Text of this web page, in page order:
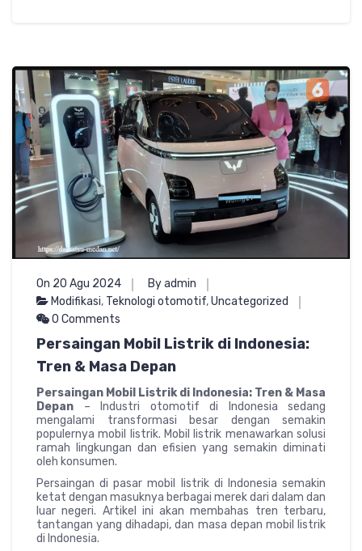
On 20 Agu 2024
By admin
Modifikasi, Teknologi otomotif,Uncategorized
0 Comments
Persaingan Mobil Listrik di Indonesia:
Tren & Masa Depan
Persaingan Mobil Listrik di Indonesia: Tren & Masa
Depan – Industri otomotif di Indonesia sedang
mengalami transformasi besar dengan semakin
populernya mobil listrik. Mobil listrik menawarkan solusi
ramah lingkungan dan efisien yang semakin diminati
oleh konsumen.
Persaingan di pasar mobil listrik di Indonesia semakin
ketat dengan masuknya berbagai merek dari dalam dan
luar negeri. Artikel ini akan membahas tren terbaru,
tantangan yang dihadapi, dan masa depan mobil listrik
di Indonesia.